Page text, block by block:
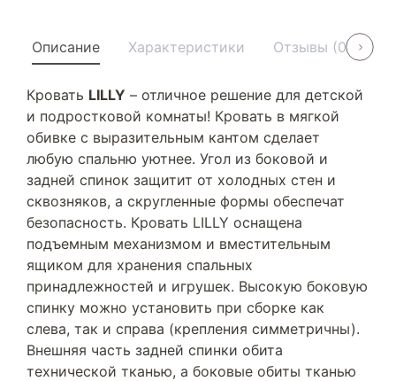
Описание Характеристики Отзывы (0)
Кровать LILLY – отличное решение для детской
и подростковой комнаты! Кровать в мягкой
обивке с выразительным кантом сделает
любую спальню уютнее. Угол из боковой и
задней спинок защитит от холодных стен и
сквозняков, а скругленные формы обеспечат
безопасность. Кровать LILLY оснащена
подъемным механизмом и вместительным
ящиком для хранения спальных
принадлежностей и игрушек. Высокую боковую
спинку можно установить при сборке как
слева, так и справа (крепления симметричны).
Внешняя часть задней спинки обита
технической тканью, а боковые обиты тканью